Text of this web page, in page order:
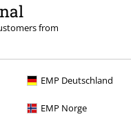
from
EMP Deutschland
EMP Norge